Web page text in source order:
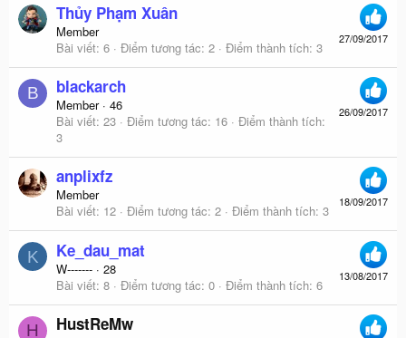
27/09/2017
Thủy Phạm Xuân
Member
Bài viết 6 Điểm tương tác 2 Điểm thành tích 3
B
26/09/2017
blackarch
Member · 46
Bài viết 23 Điểm tương tác 16
Điểm thành tích
3
18/09/2017
anplixfz
Member
Bài viết 12 Điểm tương tác 2 Điểm thành tích 3
K
13/08/2017
Ke_dau_mat
W------- · 28
Bài viết 8 Điểm tương tác 0 Điểm thành tích 6
H HustReMw